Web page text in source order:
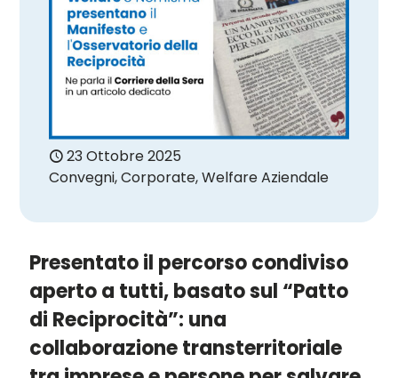
23 Ottobre 2025
Convegni,Corporate,Welfare Aziendale
Presentato il percorso condiviso
aperto a tutti, basato sul “Patto
di Reciprocità”: una
collaborazione transterritoriale